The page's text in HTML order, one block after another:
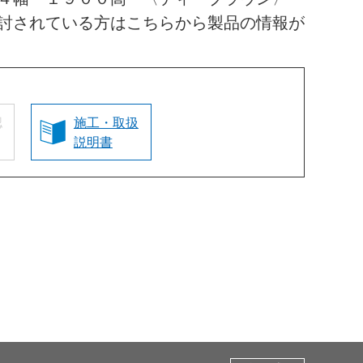
れている方はこちらから製品の情報が
施工・取扱
説明書